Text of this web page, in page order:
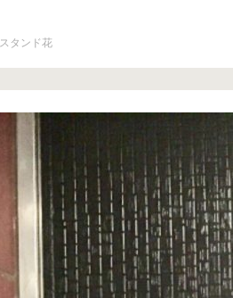
スタンド花